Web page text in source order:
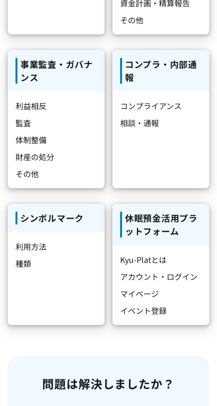
資金計画・精算報告
その他
事業監査・ガバナ
ンス
利益相反
監査
体制整備
財産の処分
その他
コンプラ・内部通
報
コンプライアンス
相談・通報
シンボルマーク
利用方法
種類
休眠預金活用プラ
ットフォーム
Kyu-Platとは
アカウント・ログイン
マイページ
イベント登録
問題は解決しましたか？